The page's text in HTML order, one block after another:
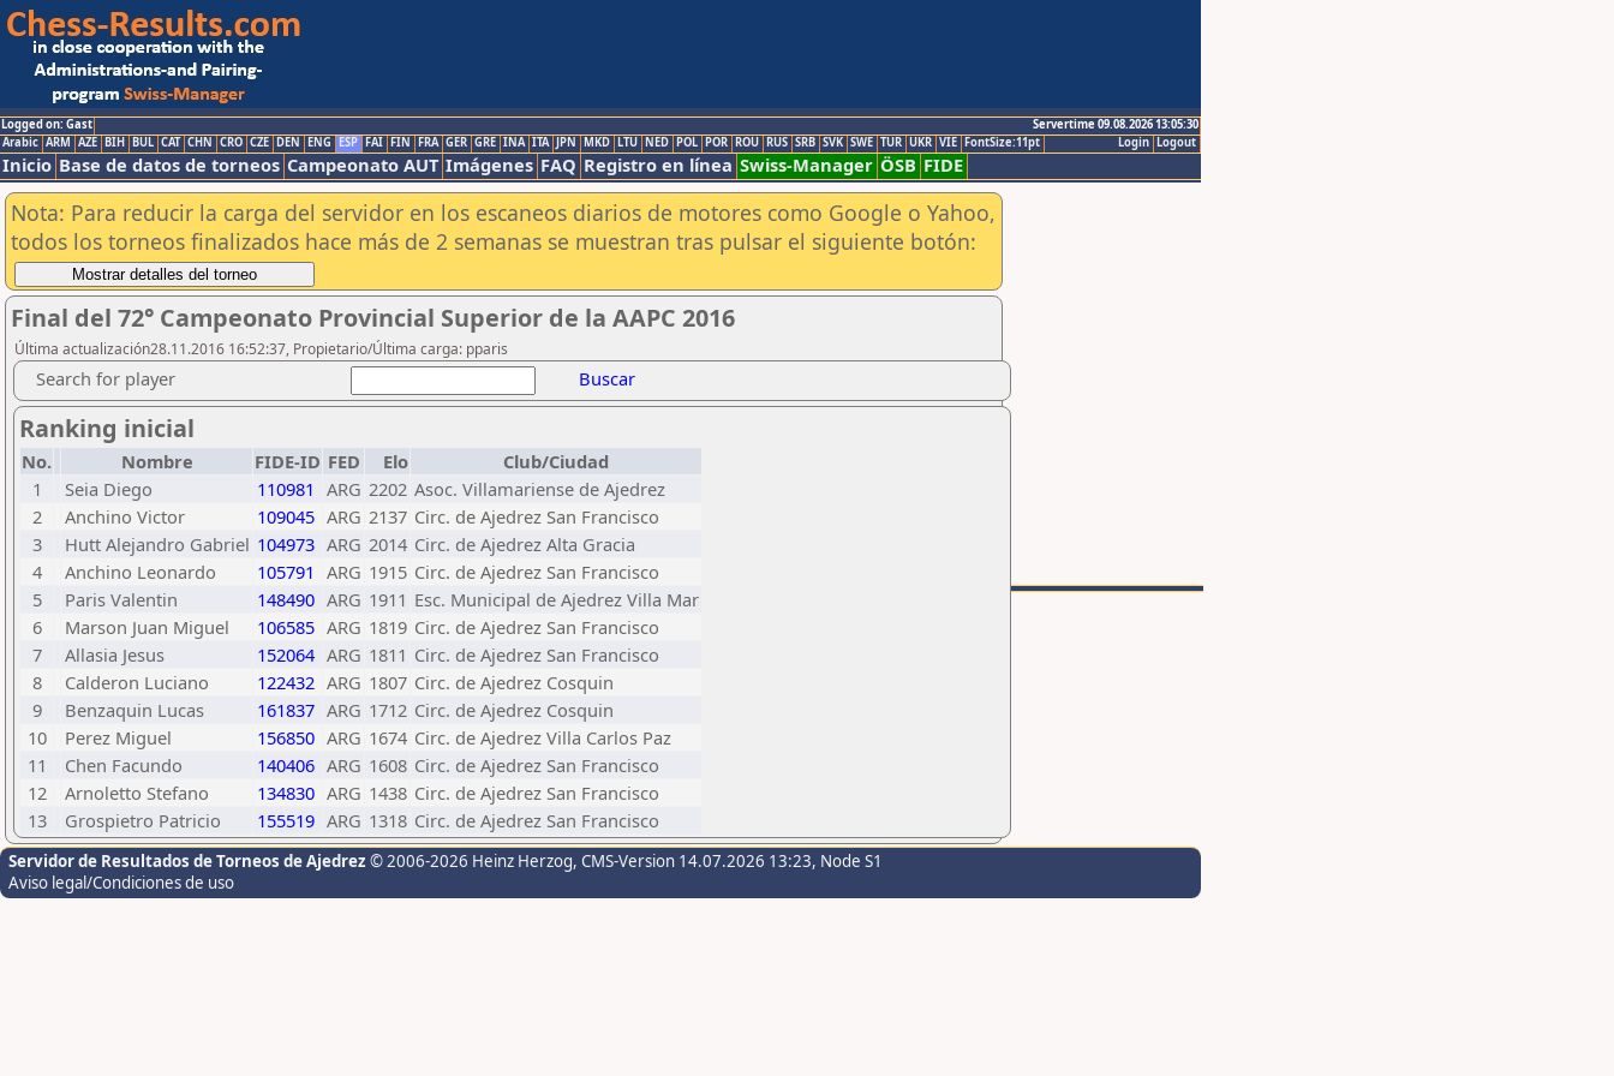
Logged on: Gast
Servertime 09.08.2026 13:05:30
Logout
Login
Arabic ARM AZE BIH BUL CAT CHN CRO CZE DEN ENG ESP FAI FIN FRA GER GRE INA ITA JPN MKD LTU NED POL POR ROU RUS SRB SVK SWE TUR UKR VIE FontSize:11pt
Inicio Base de datos de torneos Campeonato AUT Imágenes FAQ Registro en línea Swiss-Manager ÖSB FIDE
Nota: Para reducir la carga del servidor en los escaneos diarios de motores como Google o Yahoo,
todos los torneos finalizados hace más de 2 semanas se muestran tras pulsar el siguiente botón:
Final del 72° Campeonato Provincial Superior de la AAPC 2016
Última actualización28.11.2016 16:52:37, Propietario/Última carga: pparis
Search for player Buscar
Ranking inicial
No. Nombre FIDE-ID FED Elo
Club/Ciudad
1
Seia Diego 110981 ARG 2202 Asoc. Villamariense de Ajedrez
2
Anchino Victor 109045 ARG 2137 Circ. de Ajedrez San Francisco
3
Hutt Alejandro Gabriel 104973 ARG 2014 Circ. de Ajedrez Alta Gracia
4
Anchino Leonardo 105791 ARG 1915 Circ. de Ajedrez San Francisco
5
Paris Valentin 148490 ARG 1911 Esc. Municipal de Ajedrez Villa Mar
6
Marson Juan Miguel 106585 ARG 1819 Circ. de Ajedrez San Francisco
7
Allasia Jesus 152064 ARG 1811 Circ. de Ajedrez San Francisco
8
Calderon Luciano 122432 ARG 1807 Circ. de Ajedrez Cosquin
9
Benzaquin Lucas 161837 ARG 1712 Circ. de Ajedrez Cosquin
10
Perez Miguel 156850 ARG 1674 Circ. de Ajedrez Villa Carlos Paz
11
Chen Facundo 140406 ARG 1608 Circ. de Ajedrez San Francisco
12
Arnoletto Stefano 134830 ARG 1438 Circ. de Ajedrez San Francisco
13
Grospietro Patricio 155519 ARG 1318 Circ. de Ajedrez San Francisco
Servidor de Resultados de Torneos de Ajedrez © 2006-2026 Heinz Herzog, CMS-Version 14.07.2026 13:23, Node S1
Aviso legal/Condiciones de uso